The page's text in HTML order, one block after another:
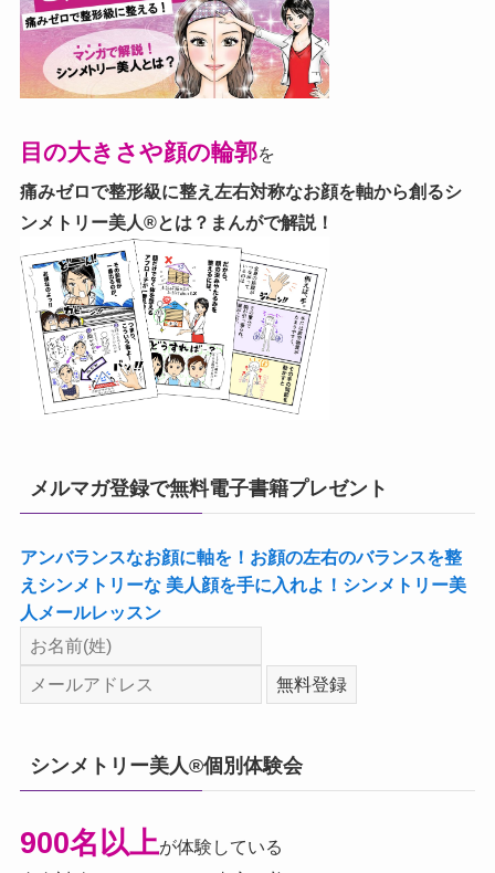
目の大きさや顔の輪郭を
痛みゼロで整形級に整え左右対称なお顔を軸から創るシ
ンメトリー美人®とは？まんがで解説！
メルマガ登録で無料電子書籍プレゼント
アンバランスなお顔に軸を！お顔の左右のバランスを整
えシンメトリーな 美人顔を手に入れよ！シンメトリー美
人メールレッスン
シンメトリー美人®個別体験会
900名以上が体験している